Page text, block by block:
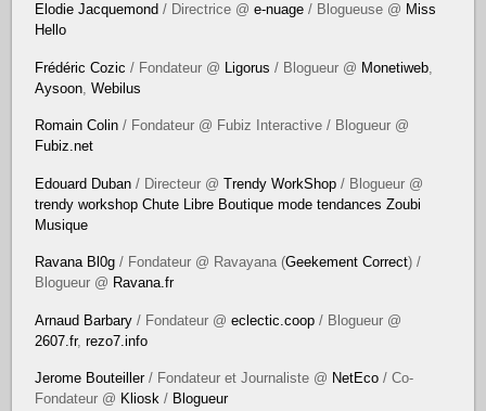
Elodie Jacquemond / Directrice @e-nuage / Blogueuse @ Miss
Hello
Frédéric Cozic / Fondateur @ Ligorus / Blogueur @ Monetiweb
Aysoon ,Webilus
Romain Colin / Fondateur @ Fubiz Interactive / Blogueur @
Fubiz.net
Edouard Duban / Directeur @Trendy WorkShop / Blogueur @
trendy workshop Chute Libre Boutique mode tendances Zoubi
Musique
Ravana Bl0g / Fondateur @ Ravayana (Geekement Correct) /
Blogueur @ Ravana.fr
Arnaud Barbary / Fondateur @eclectic.coop / Blogueur @
2607.fr,rezo7.info
Jerome Bouteiller/ Fondateur et Journaliste @ NetEco / Co-
Fondateur @ Kliosk / Blogueur